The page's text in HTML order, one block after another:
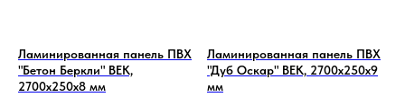
Ламинированная панель ПВХ
"Бетон Беркли" ВЕК,
2700x250x8 мм
Ламинированная панель ПВХ
"Дуб Оскар" ВЕК, 2700x250x9
мм